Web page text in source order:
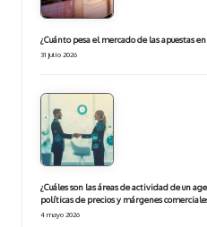
¿Cuánto pesa el mercado de las apuestas
31 julio 2026
¿Cuáles son las áreas de actividad de un
políticas de precios y márgenes
4 mayo 2026